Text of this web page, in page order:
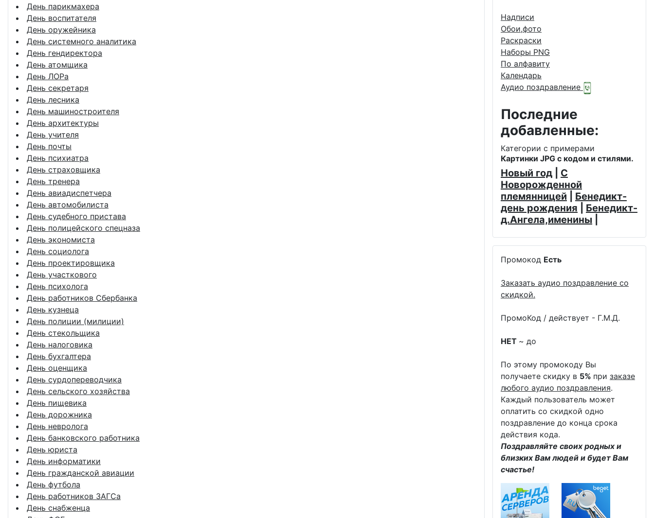
День парикмахера
День воспитателя
День оружейника
День системного аналитика
День гендиректора
День атомщика
День ЛОРа
День секретаря
День лесника
День машиностроителя
День архитектуры
День учителя
День почты
День психиатра
День страховщика
День тренера
День авиадиспетчера
День автомобилиста
День судебного пристава
День полицейского спецназа
День экономиста
День социолога
День проектировщика
День участкового
День психолога
День работников Сбербанка
День кузнеца
День полиции (милиции)
День стекольщика
День налоговика
День бухгалтера
День оценщика
День сурдопереводчика
День сельского хозяйства
День пищевика
День дорожника
День невролога
День банковского работника
День юриста
День информатики
День гражданской авиации
День футбола
День работников ЗАГСа
День снабженца
Надписи
Обои,фото
Раскраски
Наборы PNG
По алфавиту
Календарь
Аудио поздравление
Последние
добавленные:
Категории с примерами
Картинки JPG с кодом и стилями.
Новый год
С
Новорожденной
племянницей
Бенедикт-
день рождения
Бенедикт-
д.Ангела,именины
Промокод Есть
Заказать аудио поздравление со
скидкой.
ПромоКод / действует - Г.М.Д.
НЕТ ~ до
По этому промокоду Вы
получаете скидку в 5% при заказе
любого аудио поздравления.
Каждый пользователь может
оплатить со скидкой одно
поздравление до конца срока
действия кода.
Поздравляйте своих родных и
близких Вам людей и будет Вам
счастье!